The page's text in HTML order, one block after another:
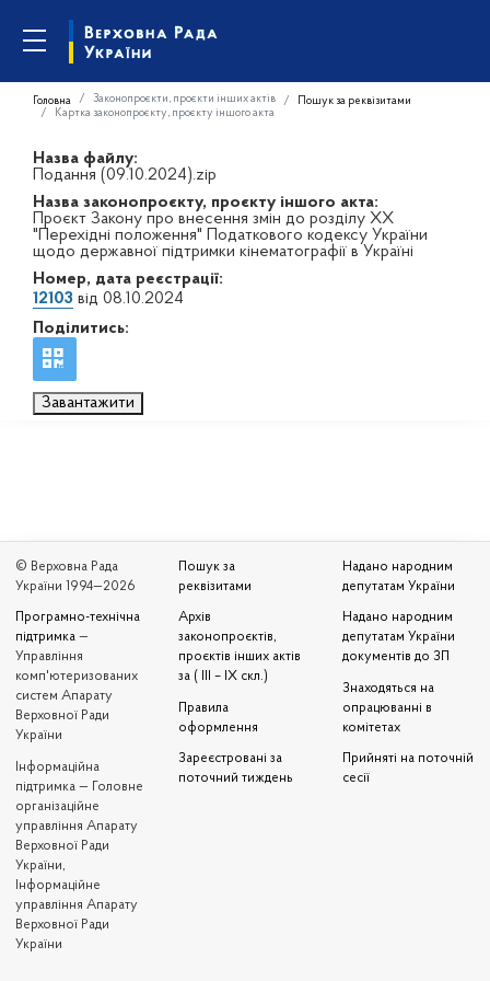
Головна Законопроєкти, проєкти інших актів
Пошук за реквізитами
Картка законопроєкту, проєкту іншого акта
Назва файлу:
Подання (09.10.2024).zip
Назва законопроєкту, проєкту іншого акта:
Проєкт Закону про внесення змін до розділу XX
"Перехідні положення" Податкового кодексу України
щодо державної підтримки кінематографії в Україні
Номер, дата реєстрації:
12103 від 08.10.2024
Поділитись:
Завантажити
© Верховна Рада
України 1994—2026
Програмно-технічна
підтримка —
Управління
комп'ютеризованих
систем Апарату
Верховної Ради
України
Iнформаційна
підтримка — Головне
організаційне
управління Апарату
Верховної Ради
України,
Інформаційне
управління Апарату
Верховної Ради
України
Пошук за
реквізитами
Архів
законопроєктів,
проєктів інших актів
за ( III – IX скл.)
Правила
оформлення
Зареєстровані за
поточний тиждень
Надано народним
депутатам України
Надано народним
депутатам України
документів до ЗП
Знаходяться на
опрацюванні в
комітетах
Прийняті на поточній
сесії